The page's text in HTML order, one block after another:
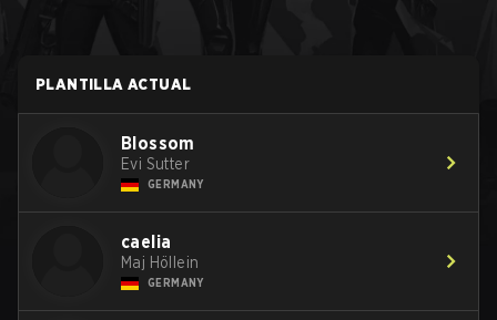
PLANTILLA ACTUAL
Blossom
Evi Sutter
GERMANY
caelia
Maj Höllein
GERMANY